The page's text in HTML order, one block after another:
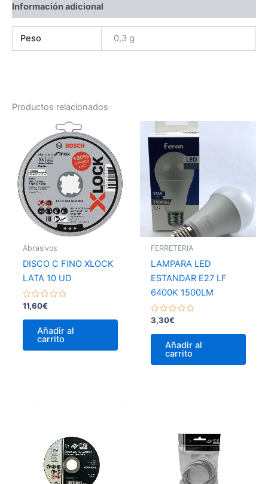
Información adicional
Peso 0,3 g
Productos relacionados
Abrasivos
DISCO C FINO XLOCK
LATA 10 UD
Valorado
con
0
11,60€
Añadir al
carrito
FERRETERIA
LAMPARA LED
ESTANDAR E27 LF
6400K 1500LM
Valorado
con
0
3,30€
Añadir al
carrito